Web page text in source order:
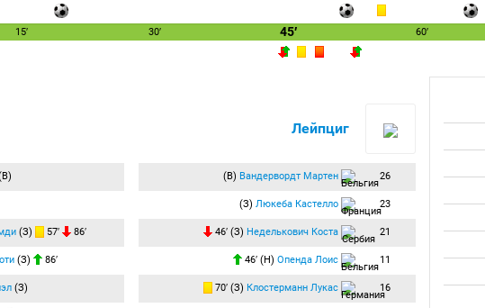
15′ 30′ 45′ 60′
(З) 57′ 86′
(З) 86′
(З)
Лейпциг
(В) Вандервордт Мартен 26
(З) Люкеба Кастелло 23
46′ (З) Неделькович Коста 21
46′ (Н) Опенда Лоис 11
70′ (З) Клостерманн Лукас 16